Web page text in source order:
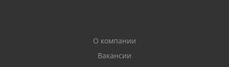
О компании
Вакансии